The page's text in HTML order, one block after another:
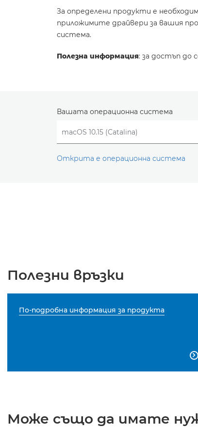
За определени продукти е
приложимите драйвери за вашия
система.
Полезна информация: за достъп до
Вашата операционна система
Открита е операционна система
Полезни връзки
По-подробна информация за продукта

Може също да имате